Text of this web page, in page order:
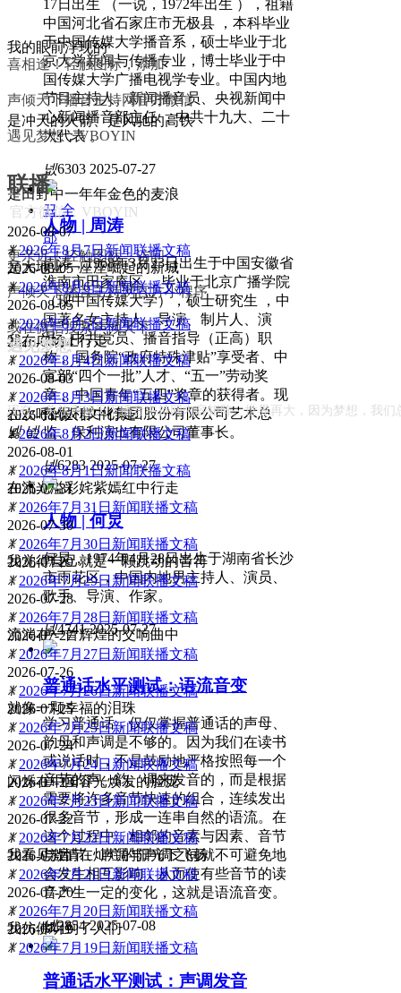
我的眼前浮现的
是冲天的火箭、是风驰的高铁
是田野中一年年金色的麦浪
是大地上一座座崛起的新城
我在广场上行走
在欢呼的人群中行走
在流光溢彩姹紫嫣红中行走
我觉得自己就是一颗跳动的音符
流淌在一首辉煌的交响曲中
就像一颗幸福的泪珠
闪烁在中国容光焕发的脸庞
我看见激情在灿烂的阳光下飞扬
我仿佛听到了人们
17日出生 （一说，1972年出生 ），祖籍
中国河北省石家庄市无极县 ，本科毕业
于中国传媒大学播音系，硕士毕业于北
京大学新闻与传播专业，博士毕业于中
国传媒大学广播电视学专业。中国内地
节目主持人、新闻播音员、央视新闻中
心新闻播音部主任 ，中共十九大、二十
大代表 。
넶6303 2025-07-27
人物 | 周涛
周涛，1968年3月23日出生于中国安徽省
淮南市田家庵区 ，毕业于北京广播学院
（现中国传媒大学），硕士研究生 ，中
国著名女主持人、导演、制片人、演
员、中共党员、播音指导（正高）职
称 、国务院“政府特殊津贴”享受者、中
宣部“四个一批”人才、“五一”劳动奖
章 、中国青年“五四”奖章的获得者。现
任保利文化集团股份有限公司艺术总
监、保利演出有限公司董事长。
넶6283 2025-07-27
人物 | 何炅
何炅，1974年4月28日出生于湖南省长沙
市雨花区，中国内地男主持人、演员、
歌手、导演、作家。
넶4741 2025-07-27
普通话水平测试：语流音变
学习普通话，仅仅掌握普通话的声母、
韵母和声调是不够的。因为我们在读书
或说话时，不是鼓励地严格按照每一个
音节的声、韵、调来发音的，而是根据
需要将许多音节快速的组合，连续发出
很多音节，形成一连串自然的语流。在
这个过程中，相邻的音素与因素、音节
与音节、声调与声调之间就不可避免地
会发生相互影响，从而使有些音节的读
音产生一定的变化，这就是语流音变。
넶2854 2025-07-08
普通话水平测试：声调发音
喜相逢！轻触图标，添加
声倾天下播音主持网官方微信
遇见梦想：VBOYIN
更亲近！轻触图标，访问
声倾天下播音主持网官方小程序
或在微信搜索声倾天下
넳 넲
联播
뀹 全
部
2026-08-07
ꂓ 2026年8月7日新闻联播文稿
2026-08-05
ꂓ 2026年8月6日新闻联播文稿
2026-08-05
ꂓ 2026年8月5日新闻联播文稿
2026-08-04
ꂓ 2026年8月4日新闻联播文稿
2026-08-03
ꂓ 2026年8月3日新闻联播文稿
2026-08-02
ꂓ 2026年8月2日新闻联播文稿
2026-08-01
ꂓ 2026年8月1日新闻联播文稿
2026-07-31
ꂓ 2026年7月31日新闻联播文稿
2026-07-30
ꂓ 2026年7月30日新闻联播文稿
2026-07-29
ꂓ 2026年7月29日新闻联播文稿
2026-07-28
ꂓ 2026年7月28日新闻联播文稿
2026-07-27
ꂓ 2026年7月27日新闻联播文稿
2026-07-26
ꂓ 2026年7月26日新闻联播文稿
2026-07-25
ꂓ 2026年7月25日新闻联播文稿
2026-07-24
ꂓ 2026年7月24日新闻联播文稿
2026-07-23
ꂓ 2026年7月23日新闻联播文稿
2026-07-22
ꂓ 2026年7月22日新闻联播文稿
2026-07-21
ꂓ 2026年7月21日新闻联播文稿
2026-07-20
ꂓ 2026年7月20日新闻联播文稿
2026-07-19
ꂓ 2026年7月19日新闻联播文稿
官方微信：VBOYIN
遇见梦想
现在，关注声倾天下播音主持网内容矩阵。世界再大，因为梦想，我们